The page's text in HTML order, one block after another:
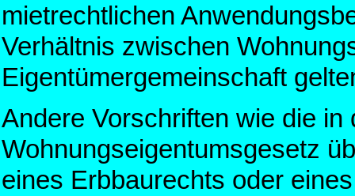
mietrechtlichen
Verhältnis zwischen
Eigentümergemeinschaft
Andere Vorschriften wie die
Wohnungseigentumsgesetz
eines Erbbaurechts oder